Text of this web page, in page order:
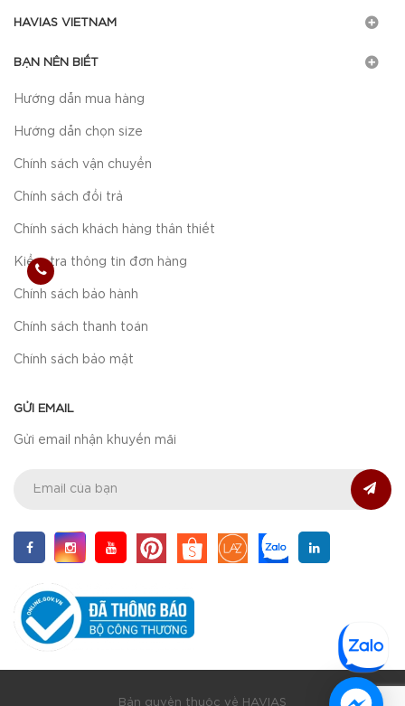
HAVIAS VIETNAM
BẠN NÊN BIẾT
Hướng dẫn mua hàng
Hướng dẫn chọn size
Chính sách vận chuyển
Chính sách đổi trả
Chính sách khách hàng thân thiết
Kiểm tra thông tin đơn hàng
Chính sách bảo hành
Chính sách thanh toán
Chính sách bảo mật
GỬI EMAIL
Gửi email nhận khuyến mãi
Bản quyền thuộc về HAVIAS